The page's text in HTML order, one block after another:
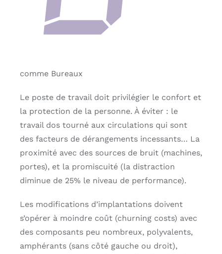
comme Bureaux
Le poste de travail doit privilégier le confort et
la protection de la personne. À éviter : le
travail dos tourné aux circulations qui sont
des facteurs de dérangements incessants… La
proximité avec des sources de bruit (machines,
portes), et la promiscuité (la distraction
diminue de 25% le niveau de performance).
Les modifications d’implantations doivent
s’opérer à moindre coût (churning costs) avec
des composants peu nombreux, polyvalents,
amphérants (sans côté gauche ou droit),